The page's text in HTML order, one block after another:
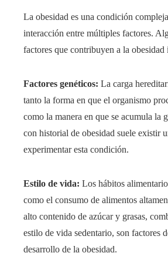
La obesidad es una condición
interacción entre múltiples factores.
factores que contribuyen a la obesidad
Factores genéticos: La carga
tanto la forma en que el organismo
como la manera en que se acumula la
con historial de obesidad suele existir
experimentar esta condición.
Estilo de vida: Los hábitos
como el consumo de alimentos
alto contenido de azúcar y grasas,
estilo de vida sedentario, son factores
desarrollo de la obesidad.